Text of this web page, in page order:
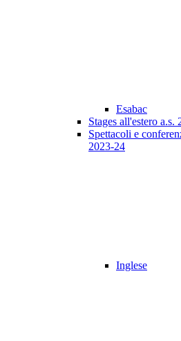
Esabac
Stages all'estero a.s.
Spettacoli e
2023-24
Inglese